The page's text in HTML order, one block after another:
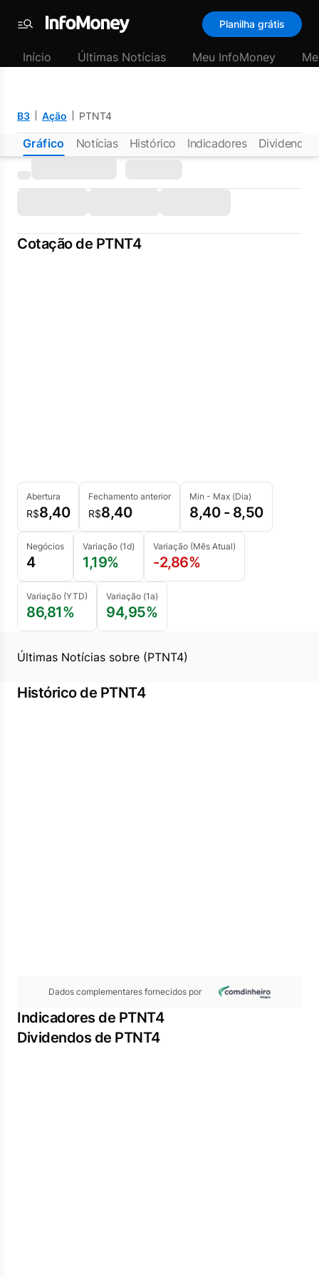
Menu
Planilha grátis
Início Últimas Notícias Meu InfoMoney
B3 Ação PTNT4
Gráfico Notícias Histórico Indicadores Dividendos
Cotação de PTNT4
Abertura
R$8,40
Fechamento anterior
R$8,40
Min - Max (Dia)
8,40 - 8,50
Negócios
4
Variação (1d)
1,19%
Variação (Mês Atual)
-2,86%
Variação (YTD)
86,81%
Variação (1a)
94,95%
Últimas Notícias sobre (PTNT4)
Histórico de PTNT4
Dados complementares fornecidos por
Indicadores de PTNT4
Dividendos de PTNT4